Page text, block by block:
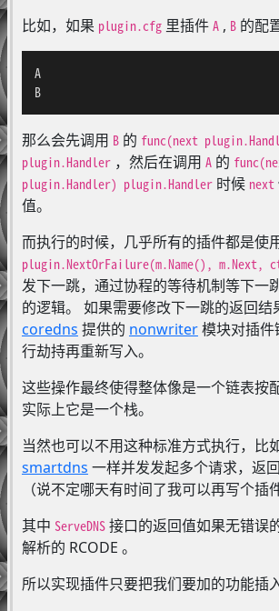
比如，如果 plugin.cfg里插件 A, B的配
A
B
那么会先调用 B的 func(next
plugin.Handler，然后在调用 A的
plugin.Handler) plugin.Handler时候 next
值。
而执行的时候，几乎所有的插件都是使
plugin.NextOrFailure(m.Name(), m.Next,
发下一跳，通过协程的等待机制等下一
的逻辑。 如果需要修改下一跳的返回结
coredns 提供的 nonwriter模块对插件
行劫持再重新写入。
这些操作最终使得整体像是一个链表按
实际上它是一个栈。
当然也可以不用这种标准方式执行，比
smartdns 一样并发发起多个请求，返
（说不定哪天有时间了我可以再写个插
其中 ServeDNS接口的返回值如果无错误
解析的 RCODE 。
所以实现插件只要把我们要加的功能插